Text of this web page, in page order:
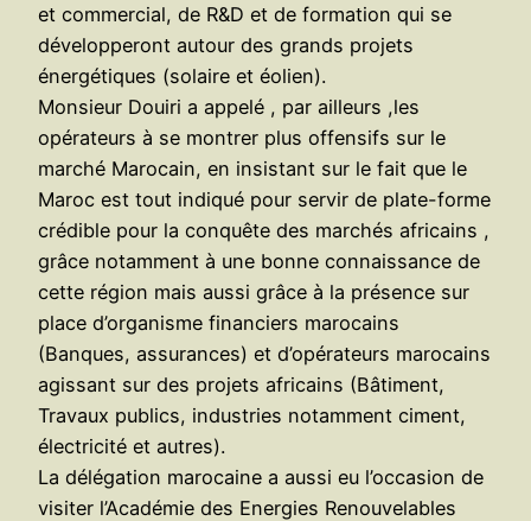
et commercial, de R&D et de formation qui se
développeront autour des grands projets
énergétiques (solaire et éolien).
Monsieur Douiri a appelé , par ailleurs ,les
opérateurs à se montrer plus offensifs sur le
marché Marocain, en insistant sur le fait que le
Maroc est tout indiqué pour servir de plate-forme
crédible pour la conquête des marchés africains ,
grâce notamment à une bonne connaissance de
cette région mais aussi grâce à la présence sur
place d’organisme financiers marocains
(Banques, assurances) et d’opérateurs marocains
agissant sur des projets africains (Bâtiment,
Travaux publics, industries notamment ciment,
électricité et autres).
La délégation marocaine a aussi eu l’occasion de
visiter l’Académie des Energies Renouvelables